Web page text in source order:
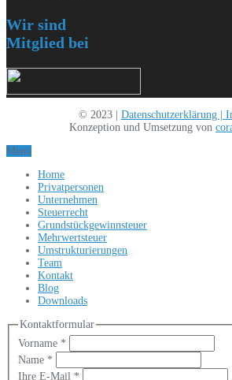
Wir sind
Mitglied bei
© 2023 | Datenschutzerklärung |
Konzeption und Umsetzung von
Menu
Home
Privatpersonen
Unternehmen
Steuerrecht
Grundstückgewinnsteuer
Mehrwertsteuer
Umstrukturierungen
Team
Kontakt
Blog
Downloads
Kontaktformular
Vorname *
Name *
Ihre E-Mail *